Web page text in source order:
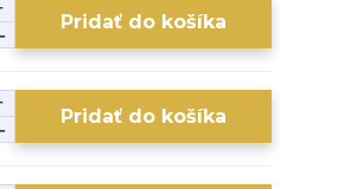
Pridať do košíka
Pridať do košíka